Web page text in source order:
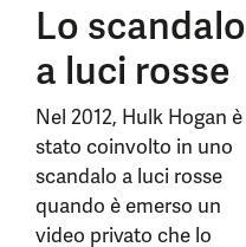
Lo scandalo
a luci rosse
Nel 2012, Hulk Hogan è
stato coinvolto in uno
scandalo a luci rosse
quando è emerso un
video privato che lo